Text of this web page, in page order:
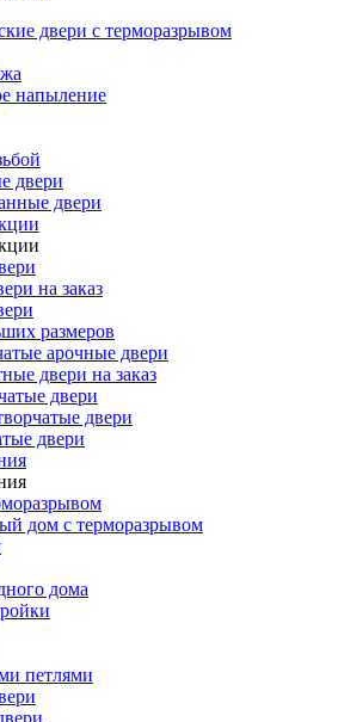
двери с терморазрывом
напыление
двери
двери
на заказ
размеров
арочные двери
двери на заказ
двери
двери
двери
дом с терморазрывом
дома
петлями